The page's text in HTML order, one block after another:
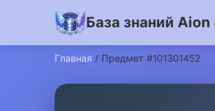
База знаний Aion
Главная / Предмет #101301452